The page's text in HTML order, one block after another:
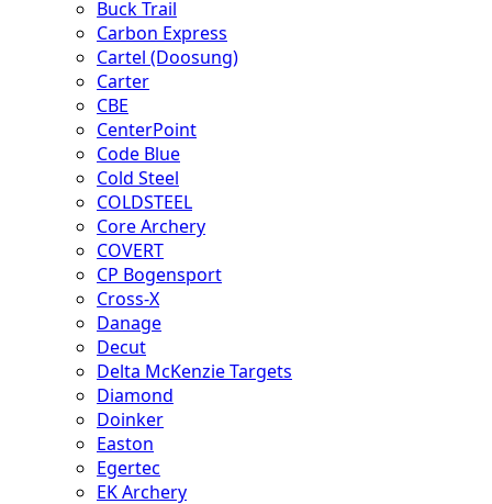
Buck Trail
Carbon Express
Cartel (Doosung)
Carter
CBE
CenterPoint
Code Blue
Cold Steel
COLDSTEEL
Core Archery
COVERT
CP Bogensport
Cross-X
Danage
Decut
Delta McKenzie Targets
Diamond
Doinker
Easton
Egertec
EK Archery